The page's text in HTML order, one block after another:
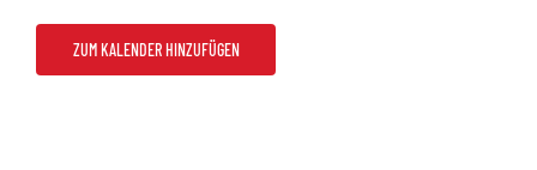
ZUM KALENDER HINZUFÜGEN